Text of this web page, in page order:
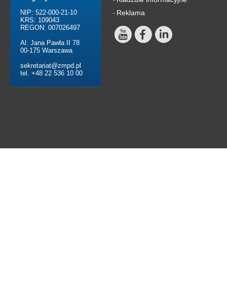
NIP: 522-000-21-10
KRS: 109043
REGON: 007026497
Al. Jana Pawła II 78
00-175 Warszawa
sekretariat@zmpd.pl
tel. +48 22 536 10 00
- Reklama